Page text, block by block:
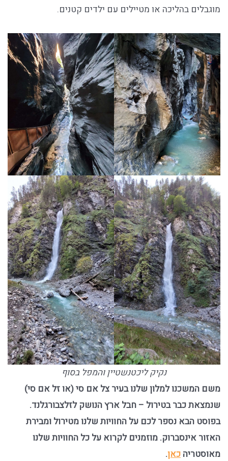
מוגבלים בהליכה או מטיילים עם ילדים קטנים.
נקיק ליכטנשטיין והמפל בסוף
משם המשכנו למלון שלנו בעיר צל אם סי (או זל אם סי)
שנמצאת כבר בטירול – חבל ארץ הנושק לזלצבורגלנד.
בפוסט הבא נספר לכם על החוויות שלנו מטירול ומבירת
האזור אינסברוק. מוזמנים לקרוא על כל החוויות שלנו
מאוסטריה כאן.